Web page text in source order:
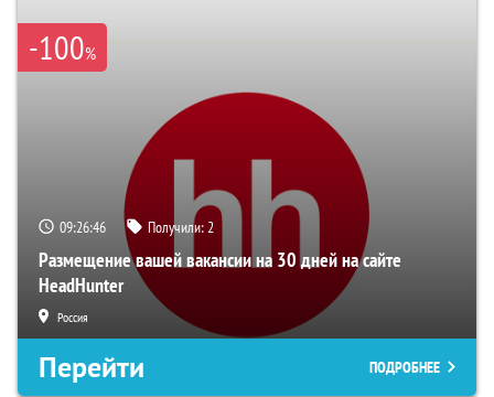
-100%
09:26:45 Получили:2
Размещение вашей вакансии на 30 дней на сайте
HeadHunter
Россия
Перейти ПОДРОБНЕЕ